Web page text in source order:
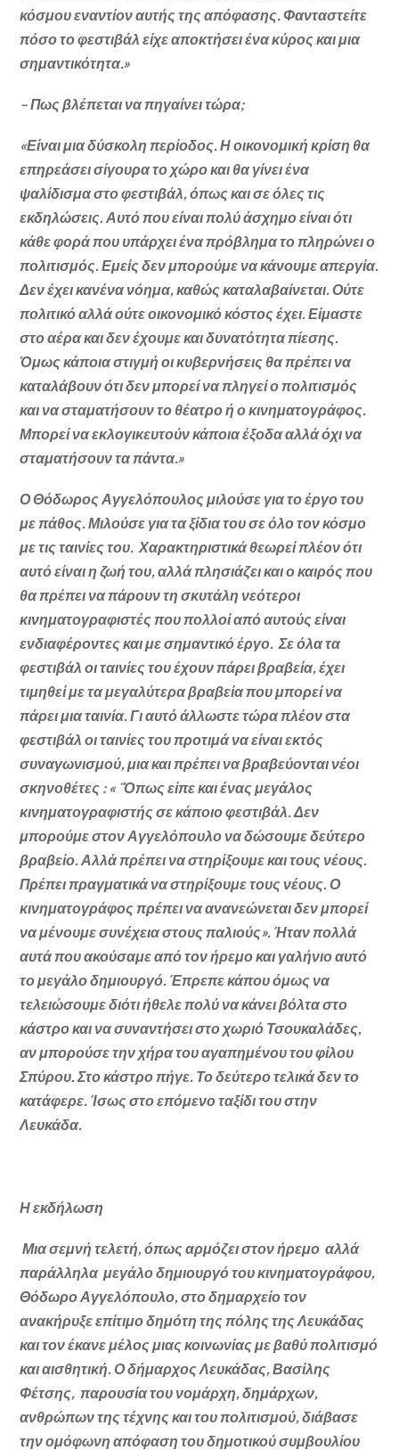
κόσμου εναντίον αυτής της απόφασης. Φανταστείτε
πόσο το φεστιβάλ είχε αποκτήσει ένα κύρος και μια
σημαντικότητα.»
– Πως βλέπεται να πηγαίνει τώρα;
«Είναι μια δύσκολη περίοδος. Η οικονομική κρίση θα
επηρεάσει σίγουρα το χώρο και θα γίνει ένα
ψαλίδισμα στο φεστιβάλ, όπως και σε όλες τις
εκδηλώσεις. Αυτό που είναι πολύ άσχημο είναι ότι
κάθε φορά που υπάρχει ένα πρόβλημα το πληρώνει ο
πολιτισμός. Εμείς δεν μπορούμε να κάνουμε απεργία.
Δεν έχει κανένα νόημα, καθώς καταλαβαίνεται. Ούτε
πολιτικό αλλά ούτε οικονομικό κόστος έχει. Είμαστε
στο αέρα και δεν έχουμε και δυνατότητα πίεσης.
Όμως κάποια στιγμή οι κυβερνήσεις θα πρέπει να
καταλάβουν ότι δεν μπορεί να πληγεί ο πολιτισμός
και να σταματήσουν το θέατρο ή ο κινηματογράφος.
Μπορεί να εκλογικευτούν κάποια έξοδα αλλά όχι να
σταματήσουν τα πάντα.»
Ο Θόδωρος Αγγελόπουλος μιλούσε για το έργο του
με πάθος. Μιλούσε για τα ξίδια του σε όλο τον κόσμο
με τις ταινίες του. Χαρακτηριστικά θεωρεί πλέον ότι
αυτό είναι η ζωή του, αλλά πλησιάζει και ο καιρός που
θα πρέπει να πάρουν τη σκυτάλη νεότεροι
κινηματογραφιστές που πολλοί από αυτούς είναι
ενδιαφέροντες και με σημαντικό έργο. Σε όλα τα
φεστιβάλ οι ταινίες του έχουν πάρει βραβεία, έχει
τιμηθεί με τα μεγαλύτερα βραβεία που μπορεί να
πάρει μια ταινία. Γι αυτό άλλωστε τώρα πλέον στα
φεστιβάλ οι ταινίες του προτιμά να είναι εκτός
συναγωνισμού, μια και πρέπει να βραβεύονται νέοι
σκηνοθέτες : « ¨Όπως είπε και ένας μεγάλος
κινηματογραφιστής σε κάποιο φεστιβάλ. Δεν
μπορούμε στον Αγγελόπουλο να δώσουμε δεύτερο
βραβείο. Αλλά πρέπει να στηρίξουμε και τους νέους.
Πρέπει πραγματικά να στηρίξουμε τους νέους. Ο
κινηματογράφος πρέπει να ανανεώνεται δεν μπορεί
να μένουμε συνέχεια στους παλιούς». Ήταν πολλά
αυτά που ακούσαμε από τον ήρεμο και γαλήνιο αυτό
το μεγάλο δημιουργό. Έπρεπε κάπου όμως να
τελειώσουμε διότι ήθελε πολύ να κάνει βόλτα στο
κάστρο και να συναντήσει στο χωριό Τσουκαλάδες,
αν μπορούσε την χήρα του αγαπημένου του φίλου
Σπύρου. Στο κάστρο πήγε. Το δεύτερο τελικά δεν το
κατάφερε. Ίσως στο επόμενο ταξίδι του στην
Λευκάδα.
Η εκδήλωση
Μια σεμνή τελετή, όπως αρμόζει στον ήρεμο αλλά
παράλληλα μεγάλο δημιουργό του κινηματογράφου,
Θόδωρο Αγγελόπουλο, στο δημαρχείο τον
ανακήρυξε επίτιμο δημότη της πόλης της Λευκάδας
και τον έκανε μέλος μιας κοινωνίας με βαθύ πολιτισμό
και αισθητική. Ο δήμαρχος Λευκάδας, Βασίλης
Φέτσης, παρουσία του νομάρχη, δημάρχων,
ανθρώπων της τέχνης και του πολιτισμού, διάβασε
την ομόφωνη απόφαση του δημοτικού συμβουλίου